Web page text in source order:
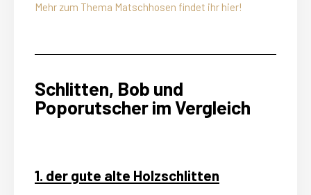
Mehr zum Thema Matschhosen findet ihr hier!
Schlitten, Bob und
Poporutscher im Vergleich
1. der gute alte Holzschlitten